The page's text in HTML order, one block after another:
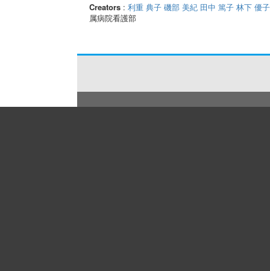
Creators: 利重 典子 磯部 美紀 田中 篤子 林下 優子
属病院看護部